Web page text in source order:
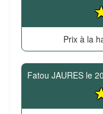
Prix à la
Fatou JAURES le